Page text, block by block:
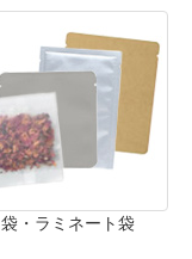
袋・ラミネート袋